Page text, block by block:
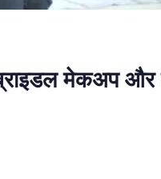
मेकअप और